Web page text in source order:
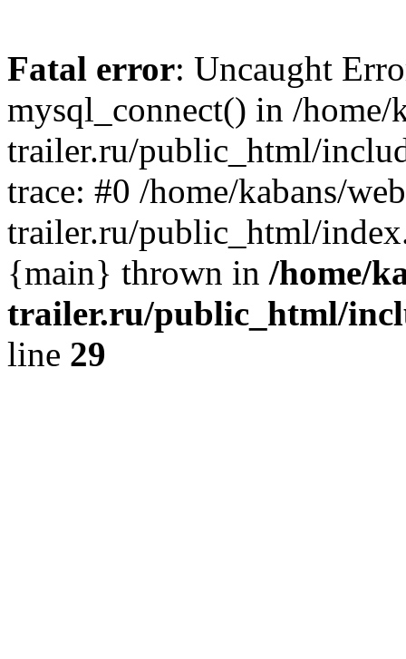
Fatal error: Uncaught
mysql_connect() in /home/
trailer.ru/public_html/
trace: #0 /home/kabans/
trailer.ru/public_html/
{main} thrown in /home/
trailer.ru/public_html/
line 29